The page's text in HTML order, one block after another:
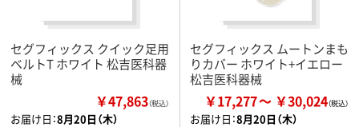
セグフィックス クイック足用
ベルトT ホワイト 松吉医科器
械
￥47,863（税込）
お届け日：8月20日（木）
セグフィックス ムートンまも
りカバー ホワイト+イエロー
松吉医科器械
￥17,277 ￥30,024
お届け日：8月20日（木）